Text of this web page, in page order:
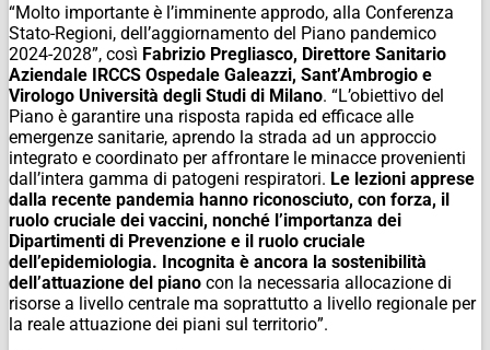
“Molto importante è l’imminente approdo, alla Conferenza
Stato-Regioni, dell’aggiornamento del Piano pandemico
2024-2028”, così Fabrizio Pregliasco, Direttore Sanitario
Aziendale IRCCS Ospedale Galeazzi, Sant’Ambrogio e
Virologo Università degli Studi di Milano. “L’obiettivo del
Piano è garantire una risposta rapida ed efficace alle
emergenze sanitarie, aprendo la strada ad un approccio
integrato e coordinato per affrontare le minacce provenienti
dall’intera gamma di patogeni respiratori. Le lezioni apprese
dalla recente pandemia hanno riconosciuto, con forza, il
ruolo cruciale dei vaccini, nonché l’importanza dei
Dipartimenti di Prevenzione e il ruolo cruciale
dell’epidemiologia. Incognita è ancora la sostenibilità
dell’attuazione del piano con la necessaria allocazione di
risorse a livello centrale ma soprattutto a livello regionale per
la reale attuazione dei piani sul territorio”.